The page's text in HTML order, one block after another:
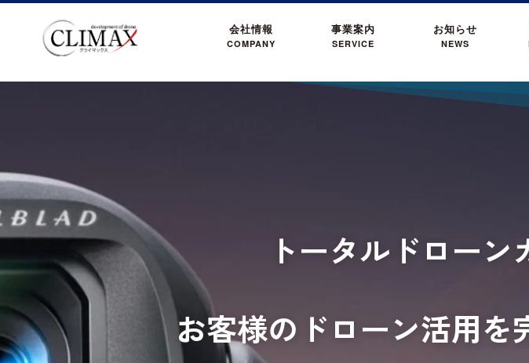
会社情報
COMPANY
事業案内
SERVICE
お知らせ
NEWS
トータルドローン
お客様のドローン活用を